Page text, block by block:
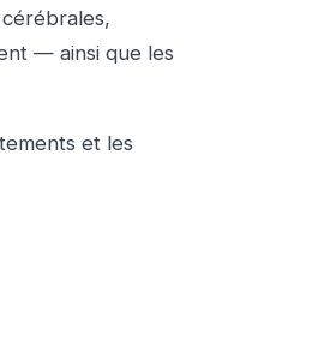
— ainsi que les
et les